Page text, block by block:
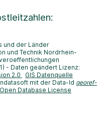
und der Länder
und Technik Nordrhein-
- Daten geändert Lizenz:
2.0
GIS Datenquelle
mit der Data-Id georef-
Open Database License